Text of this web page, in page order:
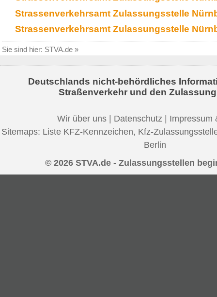
Strassenverkehrsamt Zulassungsstelle
Strassenverkehrsamt Zulassungsstelle
Sie sind hier: STVA.de »
Deutschlands nicht-behördliches
Straßenverkehr und den
Wir über uns | Datenschutz | Impressum
Sitemaps: Liste KFZ-Kennzeichen, Kfz-
Berlin
© 2026 STVA.de - Zulassungsstellen